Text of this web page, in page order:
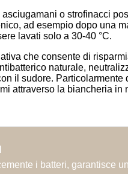
o strofinacci
ad esempio dopo una
lavati solo a 30-40 °C.
che consente di
naturale,
il sudore.
attraverso la biancheria in
i batteri,